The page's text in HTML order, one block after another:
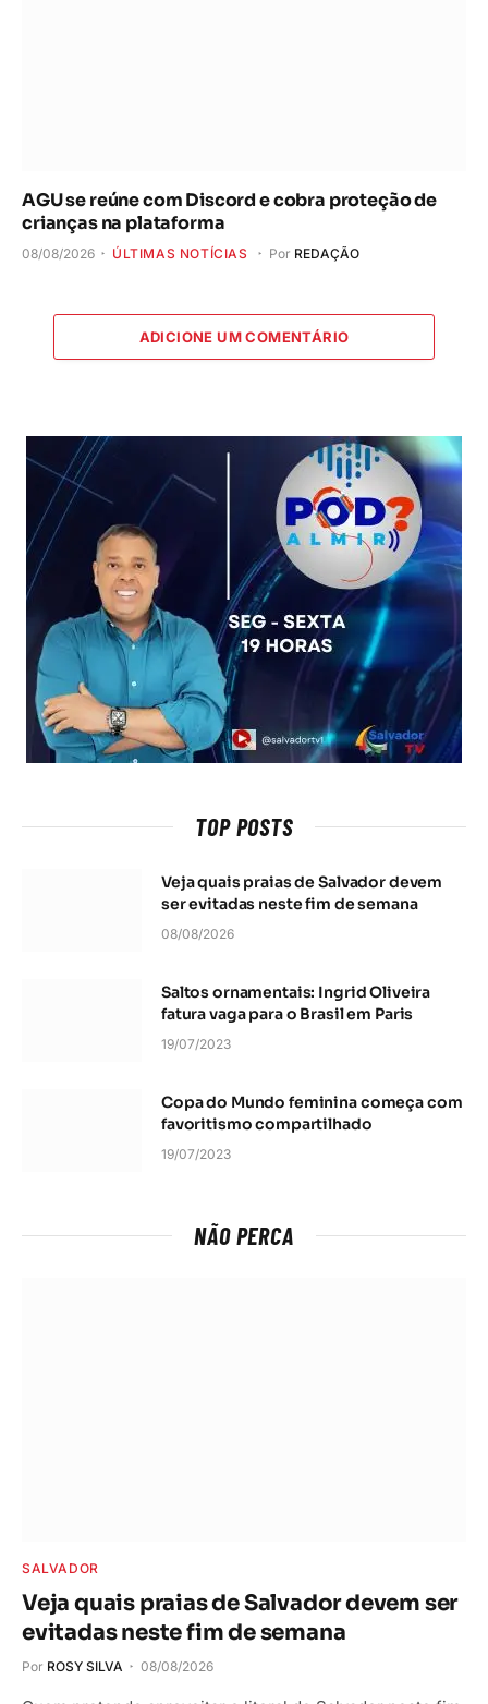
AGU se reúne com Discord e cobra proteção de
crianças na plataforma
08/08/2026 ÚLTIMAS NOTÍCIAS Por REDAÇÃO
ADICIONE UM COMENTÁRIO
TOP POSTS
Veja quais praias de Salvador devem
ser evitadas neste fim de semana
08/08/2026
Saltos ornamentais: Ingrid Oliveira
fatura vaga para o Brasil em Paris
19/07/2023
Copa do Mundo feminina começa com
favoritismo compartilhado
19/07/2023
NÃO PERCA
SALVADOR
Veja quais praias de Salvador devem ser
evitadas neste fim de semana
Por ROSY SILVA 08/08/2026